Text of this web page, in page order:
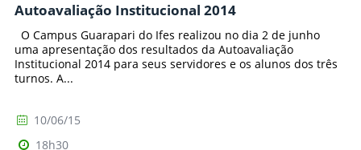
Autoavaliação Institucional 2014
O Campus Guarapari do Ifes realizou no dia 2 de junho
uma apresentação dos resultados da Autoavaliação
Institucional 2014 para seus servidores e os alunos dos três
turnos. A...
10/06/15
18h30